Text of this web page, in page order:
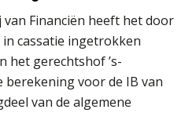
van Financiën heeft het door
cassatie ingetrokken
het gerechtshof ’s-
berekening voor de IB van
van de algemene
Wwft-compliance in 2026: doen we
beter dan vorig jaar?
& AI | Volledig automatische
factuurverwerking: zo kom je er